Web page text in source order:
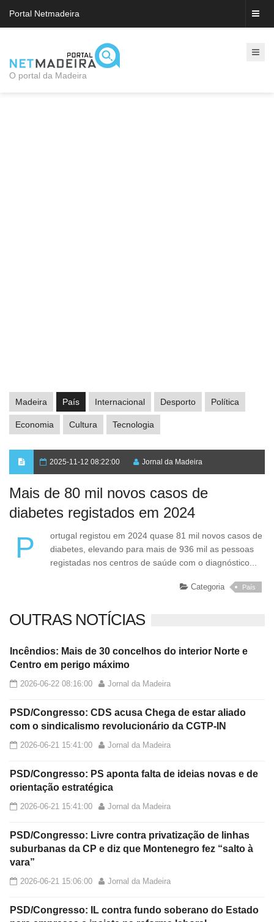
Portal Netmadeira
O portal da Madeira
Madeira País Internacional Desporto Política
Economia Cultura Tecnologia
2025-11-12 08:22:00 Jornal da Madeira
Mais de 80 mil novos casos de
diabetes registados em 2024
Portugal registou em 2024 quase 81 mil novos casos de
diabetes, elevando para mais de 936 mil as pessoas
registadas nos centros de saúde com o diagnóstico...
Categoria País
OUTRAS NOTÍCIAS
Incêndios: Mais de 30 concelhos do interior Norte e
Centro em perigo máximo
2026-06-22 08:16:00 Jornal da Madeira
PSD/Congresso: CDS acusa Chega de estar aliado
com o sindicalismo revolucionário da CGTP-IN
2026-06-21 15:41:00 Jornal da Madeira
PSD/Congresso: PS aponta falta de ideias novas e de
orientação estratégica
2026-06-21 15:41:00 Jornal da Madeira
PSD/Congresso: Livre contra privatização de linhas
suburbanas da CP e diz que Montenegro fez “salto à
vara”
2026-06-21 15:06:00 Jornal da Madeira
PSD/Congresso: IL contra fundo soberano do Estado